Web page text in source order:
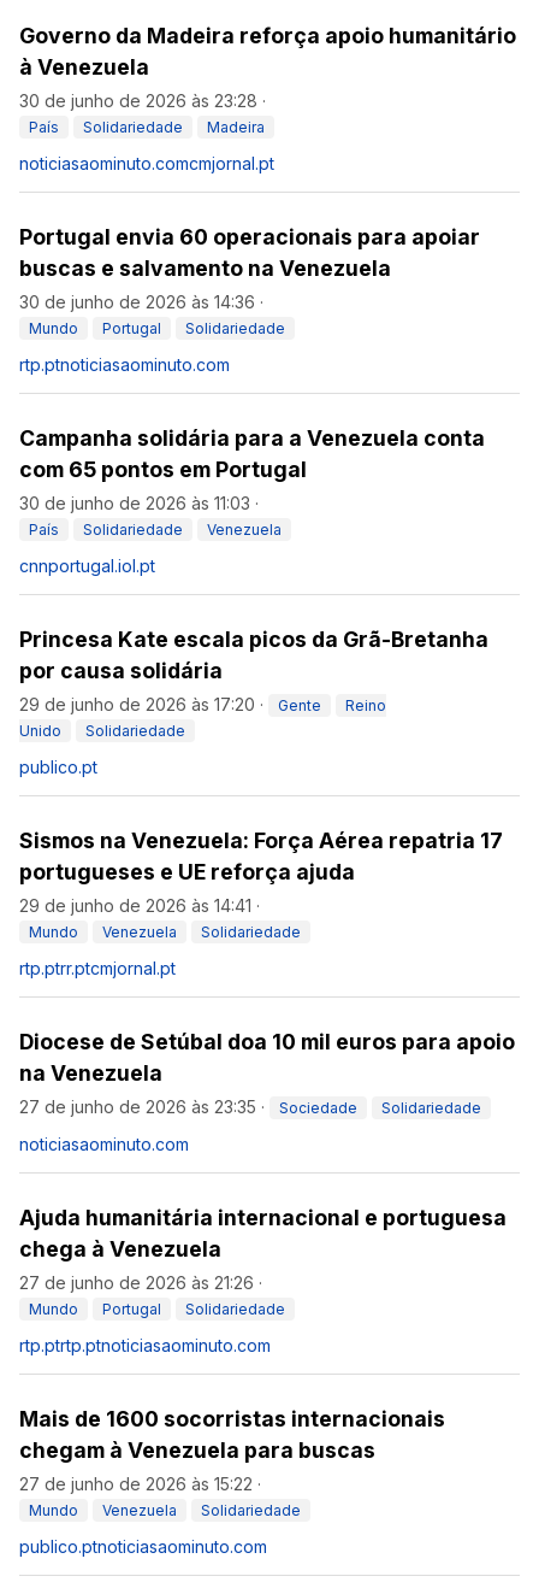
Governo da Madeira reforça apoio humanitário
à Venezuela
30 de junho de 2026 às 23:28 ·
País Solidariedade Madeira
noticiasaominuto.comcmjornal.pt
Portugal envia 60 operacionais para apoiar
buscas e salvamento na Venezuela
30 de junho de 2026 às 14:36 ·
Mundo Portugal Solidariedade
rtp.ptnoticiasaominuto.com
Campanha solidária para a Venezuela conta
com 65 pontos em Portugal
30 de junho de 2026 às 11:03 ·
País Solidariedade Venezuela
cnnportugal.iol.pt
Princesa Kate escala picos da Grã-Bretanha
por causa solidária
29 de junho de 2026 às 17:20 · Gente
Reino
Unido
Solidariedade
publico.pt
Sismos na Venezuela: Força Aérea repatria 17
portugueses e UE reforça ajuda
29 de junho de 2026 às 14:41 ·
Mundo Venezuela Solidariedade
rtp.ptrr.ptcmjornal.pt
Diocese de Setúbal doa 10 mil euros para apoio
na Venezuela
27 de junho de 2026 às 23:35 · Sociedade Solidariedade
noticiasaominuto.com
Ajuda humanitária internacional e portuguesa
chega à Venezuela
27 de junho de 2026 às 21:26 ·
Mundo Portugal Solidariedade
rtp.ptrtp.ptnoticiasaominuto.com
Mais de 1600 socorristas internacionais
chegam à Venezuela para buscas
27 de junho de 2026 às 15:22 ·
Mundo Venezuela Solidariedade
publico.ptnoticiasaominuto.com